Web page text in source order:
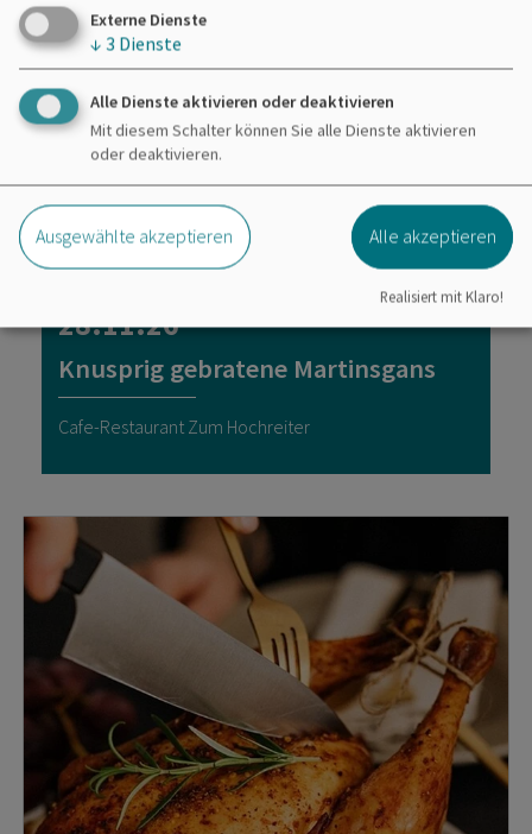
28.11.26
Knusprig gebratene Martinsgans
Cafe-Restaurant Zum Hochreiter
Externe Dienste
↓ 3 Dienste
Alle Dienste aktivieren oder deaktivieren
Mit diesem Schalter können Sie alle Dienste aktivieren
oder deaktivieren.
Ausgewählte akzeptieren Alle akzeptieren
Realisiert mit Klaro!